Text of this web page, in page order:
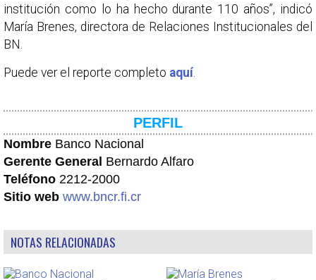
institución como lo ha hecho durante 110 años”, indicó
María Brenes, directora de Relaciones Institucionales del
BN.
Puede ver el reporte completo aquí.
PERFIL
Nombre Banco Nacional
Gerente General Bernardo Alfaro
Teléfono 2212-2000
Sitio web www.bncr.fi.cr
NOTAS RELACIONADAS